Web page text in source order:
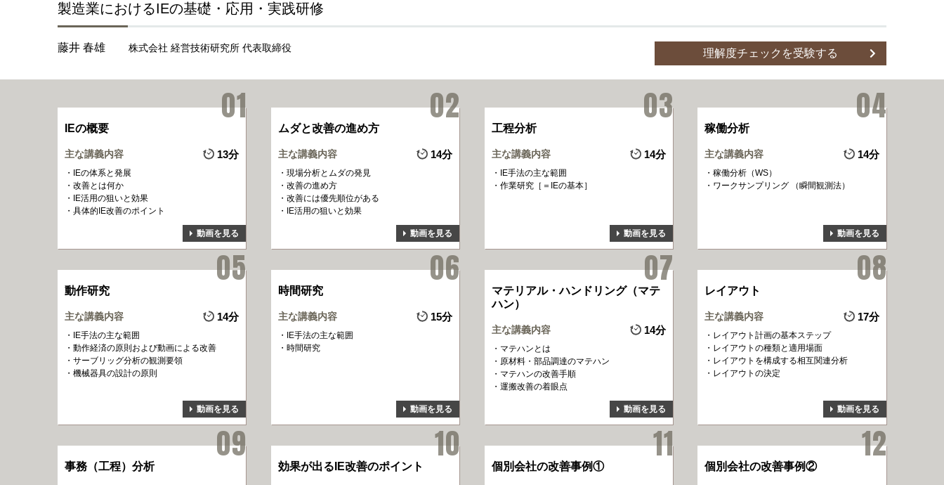
製造業におけるIEの基礎・応用・実践研修
藤井 春雄 株式会社 経営技術研究所 代表取締役 理解度チェックを受験する
IEの概要
主な講義内容 13分
IEの体系と発展
改善とは何か
IE活用の狙いと効果
具体的IE改善のポイント
動画を見る
ムダと改善の進め方
主な講義内容 14分
現場分析とムダの発見
改善の進め方
改善には優先順位がある
IE活用の狙いと効果
動画を見る
工程分析
主な講義内容 14分
IE手法の主な範囲
作業研究［＝IEの基本］
動画を見る
稼働分析
主な講義内容 14分
稼働分析（WS）
ワークサンプリング （瞬間観測法）
動画を見る
動作研究
主な講義内容 14分
IE手法の主な範囲
動作経済の原則および動画による改善
サーブリッグ分析の観測要領
機械器具の設計の原則
動画を見る
時間研究
主な講義内容 15分
IE手法の主な範囲
時間研究
動画を見る
マテリアル・ハンドリング（マテ
ハン）
主な講義内容 14分
マテハンとは
原材料・部品調達のマテハン
マテハンの改善手順
運搬改善の着眼点
動画を見る
レイアウト
主な講義内容 17分
レイアウト計画の基本ステップ
レイアウトの種類と適用場面
レイアウトを構成する相互関連分析
レイアウトの決定
動画を見る
事務（工程）分析 効果が出るIE改善のポイント 個別会社の改善事例① 個別会社の改善事例②